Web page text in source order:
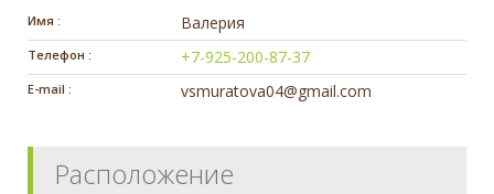
Имя : Валерия
Телефон : +7-925-200-87-37
E-mail : vsmuratova04@gmail.com
Расположение